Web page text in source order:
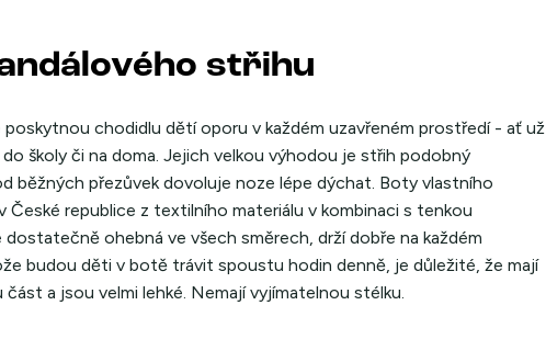
střihu
chodidlu dětí oporu v každém uzavřeném prostředí - ať už
školy či na doma. Jejich velkou výhodou je střih podobný
běžných přezůvek dovoluje noze lépe dýchat. Boty vlastního
České republice z textilního materiálu v kombinaci s tenkou
ohebná ve všech směrech, drží dobře na každém
budou děti v botě trávit spoustu hodin denně, je důležité, že mají
a jsou velmi lehké. Nemají vyjímatelnou stélku.